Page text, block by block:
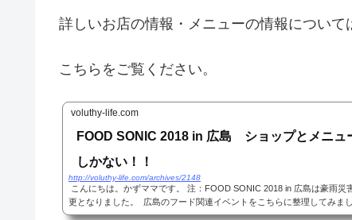
詳しいお店の情報・メニューの情報について
こちらをご覧ください。
voluthy-life.com
FOOD SONIC 2018 in 広島 ショップとメニ
しかない！！
http://voluthy-life.com/archives/2148
こんにちは。かずママです。 注：FOOD SONIC 2018 in 広島は豪雨災
更となりました。 広島のフード関連イベントをこちらに整理してみま
rchives/2280 FOOD SONIC 2018 in 広島...